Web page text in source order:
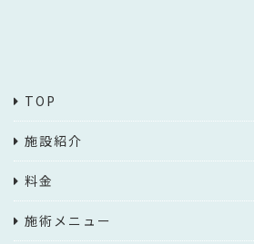
TOP
施設紹介
料金
施術メニュー